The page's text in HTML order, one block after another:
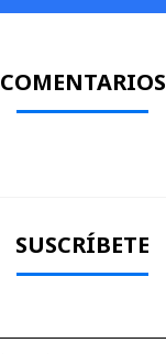
COMENTARIOS
SUSCRÍBETE